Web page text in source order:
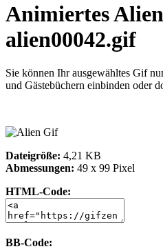
Animiertes
alien00042.gif
Sie können Ihr ausgewähltes Gif
und Gästebüchern einbinden oder
Dateigröße: 4,21 KB
Abmessungen: 49 x 99 Pixel
HTML-Code:
BB-Code: